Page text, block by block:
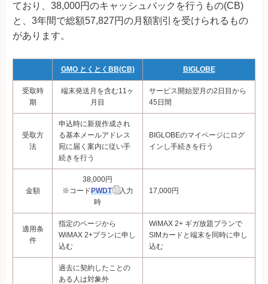
ており、38,000円のキャッシュバックを行うもの(CB)
と、 3年間で総額57,827円の月額割引を受けられるもの
があります。
GMO とくとくBB(CB) BIGLOBE
受取時
期
端末発送月を含む11ヶ
月目
サービス開始翌月の2日目から
45日間
受取方
法
申込時に新規作成され
る基本メールアドレス
宛に届く案内に従い手
続きを行う
BIGLOBEのマイページにログ
インし手続きを行う
金額
38,000円
※コードPWDT
入力
時
17,000円
適用条
件
指定のページから
WiMAX 2+プランに申し
込む
WiMAX 2+ ギガ放題プランで
SIMカードと端末を同時に申し
込む
過去に契約したことの
ある人は対象外